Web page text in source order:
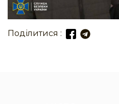
Поділитися :